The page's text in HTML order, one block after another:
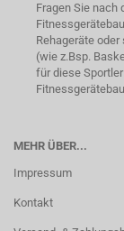
Fragen Sie nach
Rehageräte
(wie z.Bsp.
für diese
MEHR ÜBER...
Impressum
Kontakt